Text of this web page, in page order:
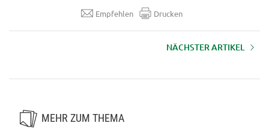
Empfehlen Drucken
NÄCHSTER ARTIKEL
MEHR ZUM THEMA